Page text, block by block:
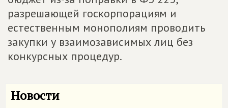
разрешающей госкорпорациям и
естественным монополиям проводить
закупки у взаимозависимых лиц без
конкурсных процедур.
Новости